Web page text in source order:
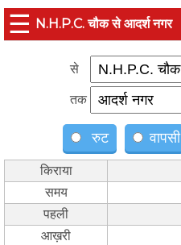
☰ N.H.P.C. चौक से आदर्श नगर
से
तक
रुट वापसी
किराया
समय
पहली
आख़री